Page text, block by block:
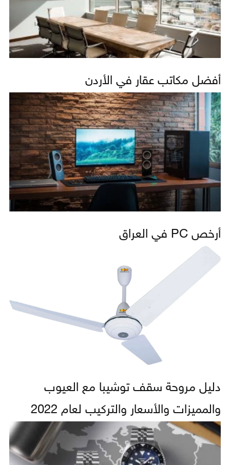
أفضل مكاتب عقار في الأردن
أرخص PC في العراق
دليل مروحة سقف توشيبا مع العيوب
والمميزات والأسعار والتركيب لعام 2022